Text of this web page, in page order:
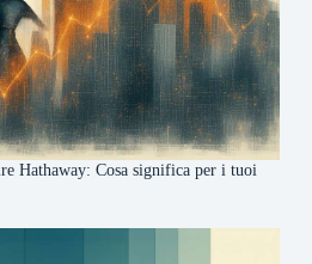
Hathaway: Cosa significa per i tuoi